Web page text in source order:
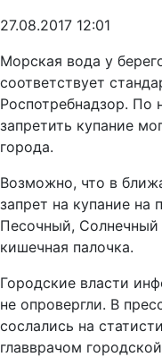
27.08.2017 12:01
Морская вода у
соответствует
Роспотребнадзор.
запретить купание
города.
Возможно, что в
запрет на купание
Песочный, Солнечный
кишечная палочка.
Городские власти
не опровергли. В
сослались на
главврачом